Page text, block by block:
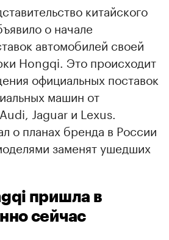
китайского
о начале
автомобилей своей
Hongqi. Это происходит
официальных поставок
машин от
Jaguar и Lexus.
о планах бренда в России
заменят ушедших
пришла в
сейчас